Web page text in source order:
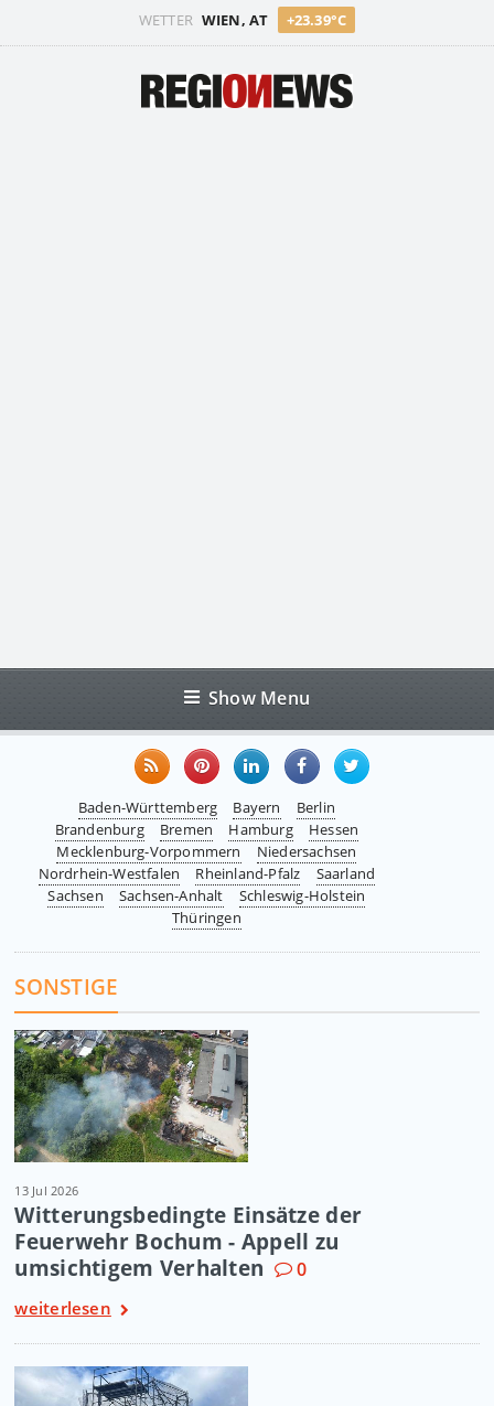
WETTER WIEN, AT +23.39°C
Show Menu
Baden-Württemberg Bayern
Berlin
Brandenburg
Bremen Hamburg
Hessen
Mecklenburg-Vorpommern
Niedersachsen
Nordrhein-Westfalen
Rheinland-Pfalz
Saarland
Sachsen
Sachsen-Anhalt
Schleswig-Holstein
Thüringen
SONSTIGE
13 Jul 2026
Witterungsbedingte Einsätze der
Feuerwehr Bochum - Appell zu
umsichtigem Verhalten
0
weiterlesen